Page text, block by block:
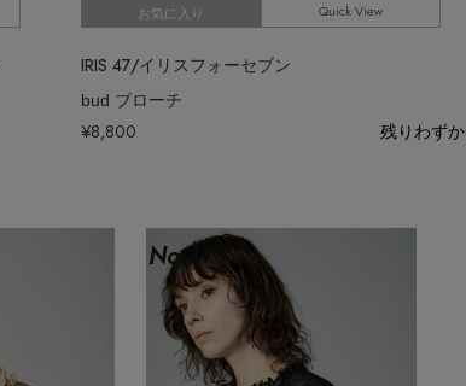
お気に入り Quick View
IRIS 47/イリスフォーセブン
bud ブローチ
¥8,800 残りわずか
No.7